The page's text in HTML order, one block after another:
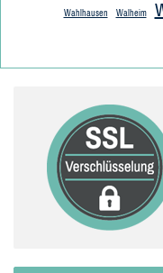
Wahlhausen Walheim